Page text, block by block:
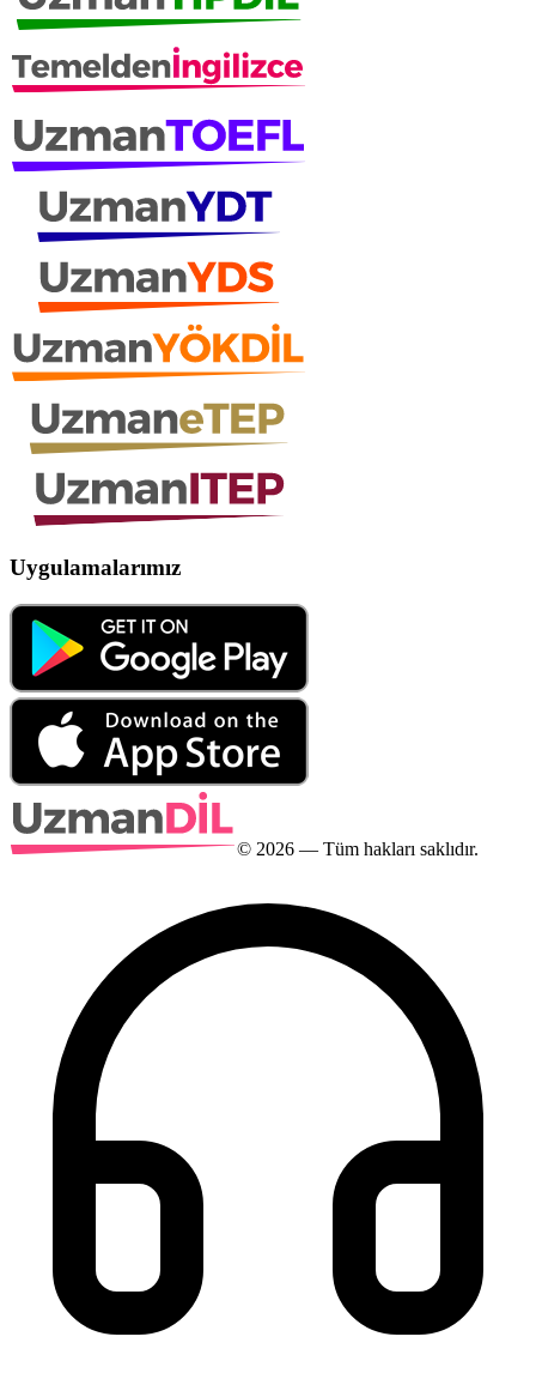
Uygulamalarımız
© 2026 — Tüm hakları saklıdır.